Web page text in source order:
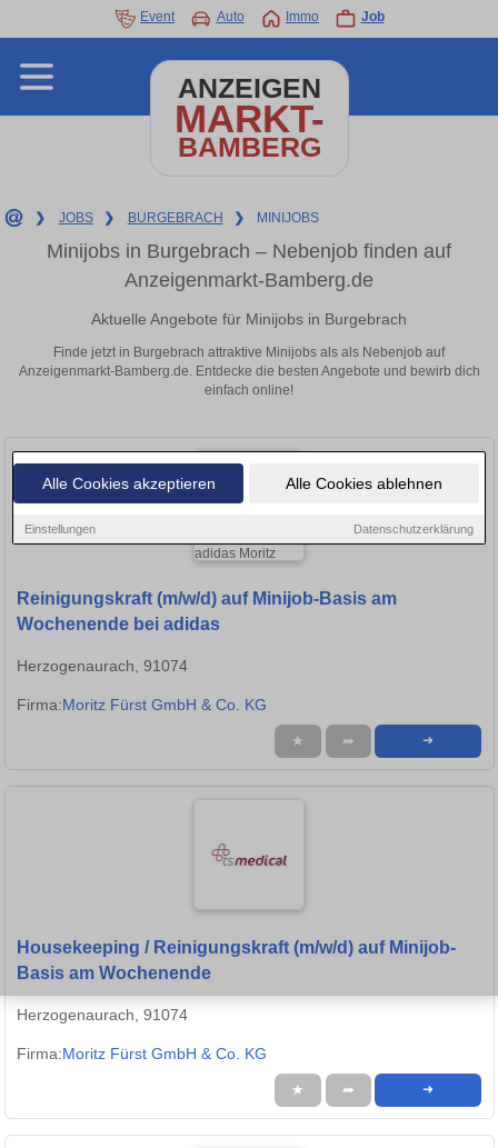
Alle Cookies akzeptieren Alle Cookies ablehnen
Einstellungen Datenschutzerklärung
Event Auto Immo Job
ANZEIGEN
MARKT-
BAMBERG
❯ JOBS ❯ BURGEBRACH ❯ MINIJOBS
Minijobs in Burgebrach – Nebenjob finden auf
Anzeigenmarkt-Bamberg.de
Aktuelle Angebote für Minijobs in Burgebrach
Finde jetzt in Burgebrach attraktive Minijobs als als Nebenjob auf
Anzeigenmarkt-Bamberg.de. Entdecke die besten Angebote und bewirb dich
einfach online!
Reinigungskraft (m/w/d) auf Minijob-Basis am
Wochenende bei adidas
Herzogenaurach, 91074
Firma:Moritz Fürst GmbH & Co. KG
★ ➦ ➜
Housekeeping / Reinigungskraft (m/w/d) auf Minijob-
Basis am Wochenende
Herzogenaurach, 91074
Firma:Moritz Fürst GmbH & Co. KG
★ ➦ ➜